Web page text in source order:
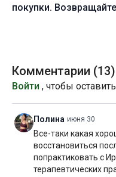
с целью профилактики
лёжа.
Ирина Шиляева —
преподаватель йоги с
Ирины >
Желаю вам приятного
Уровень подготовки:
покупки.
Комментарии (13)
Войти , чтобы
Полина июня 30
Все-таки какая
восстановиться
попрактиковать с
терапевтических